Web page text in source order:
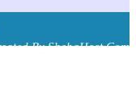
By ShebaHost.Com